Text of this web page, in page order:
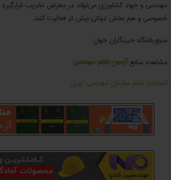
مهندسی و جهاد کشاورزی می‌تواند در معرض تخریب
خصوصی و هم بخش دولتی بیش تر فعالیت کنند.
منبع:باشگاه خبرنگاران جوان
مشاهده منابعآزمون نظام مهندسی
انتخابات نظام سازمان مهندسی تهران